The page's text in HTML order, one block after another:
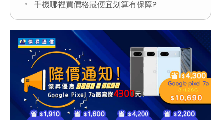
手機哪裡買價格最便宜划算有保障?